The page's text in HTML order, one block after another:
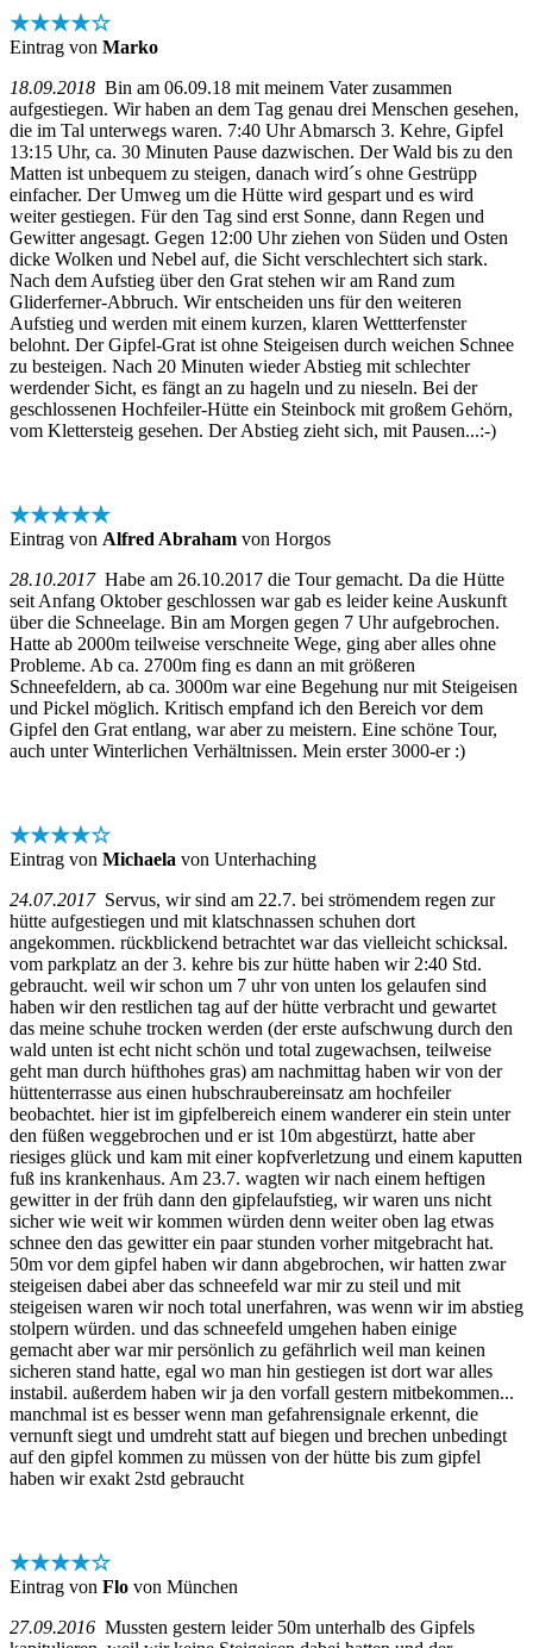
★★★★☆
Eintrag von Marko
18.09.2018 Bin am 06.09.18 mit meinem Vater zusammen
aufgestiegen. Wir haben an dem Tag genau drei Menschen gesehen,
die im Tal unterwegs waren. 7:40 Uhr Abmarsch 3. Kehre, Gipfel
13:15 Uhr, ca. 30 Minuten Pause dazwischen. Der Wald bis zu den
Matten ist unbequem zu steigen, danach wird´s ohne Gestrüpp
einfacher. Der Umweg um die Hütte wird gespart und es wird
weiter gestiegen. Für den Tag sind erst Sonne, dann Regen und
Gewitter angesagt. Gegen 12:00 Uhr ziehen von Süden und Osten
dicke Wolken und Nebel auf, die Sicht verschlechtert sich stark.
Nach dem Aufstieg über den Grat stehen wir am Rand zum
Gliderferner-Abbruch. Wir entscheiden uns für den weiteren
Aufstieg und werden mit einem kurzen, klaren Wettterfenster
belohnt. Der Gipfel-Grat ist ohne Steigeisen durch weichen Schnee
zu besteigen. Nach 20 Minuten wieder Abstieg mit schlechter
werdender Sicht, es fängt an zu hageln und zu nieseln. Bei der
geschlossenen Hochfeiler-Hütte ein Steinbock mit großem Gehörn,
vom Klettersteig gesehen. Der Abstieg zieht sich, mit Pausen...:-)
★★★★★
Eintrag von Alfred Abraham von Horgos
28.10.2017Habe am 26.10.2017 die Tour gemacht. Da die Hütte
seit Anfang Oktober geschlossen war gab es leider keine Auskunft
über die Schneelage. Bin am Morgen gegen 7 Uhr aufgebrochen.
Hatte ab 2000m teilweise verschneite Wege, ging aber alles ohne
Probleme. Ab ca. 2700m fing es dann an mit größeren
Schneefeldern, ab ca. 3000m war eine Begehung nur mit Steigeisen
und Pickel möglich. Kritisch empfand ich den Bereich vor dem
Gipfel den Grat entlang, war aber zu meistern. Eine schöne Tour,
auch unter Winterlichen Verhältnissen. Mein erster 3000-er :)
★★★★☆
Eintrag von Michaela von Unterhaching
24.07.2017Servus, wir sind am 22.7. bei strömendem regen zur
hütte aufgestiegen und mit klatschnassen schuhen dort
angekommen. rückblickend betrachtet war das vielleicht schicksal.
vom parkplatz an der 3. kehre bis zur hütte haben wir 2:40 Std.
gebraucht. weil wir schon um 7 uhr von unten los gelaufen sind
haben wir den restlichen tag auf der hütte verbracht und gewartet
das meine schuhe trocken werden (der erste aufschwung durch den
wald unten ist echt nicht schön und total zugewachsen, teilweise
geht man durch hüfthohes gras) am nachmittag haben wir von der
hüttenterrasse aus einen hubschraubereinsatz am hochfeiler
beobachtet. hier ist im gipfelbereich einem wanderer ein stein unter
den füßen weggebrochen und er ist 10m abgestürzt, hatte aber
riesiges glück und kam mit einer kopfverletzung und einem kaputten
fuß ins krankenhaus. Am 23.7. wagten wir nach einem heftigen
gewitter in der früh dann den gipfelaufstieg, wir waren uns nicht
sicher wie weit wir kommen würden denn weiter oben lag etwas
schnee den das gewitter ein paar stunden vorher mitgebracht hat.
50m vor dem gipfel haben wir dann abgebrochen, wir hatten zwar
steigeisen dabei aber das schneefeld war mir zu steil und mit
steigeisen waren wir noch total unerfahren, was wenn wir im abstieg
stolpern würden. und das schneefeld umgehen haben einige
gemacht aber war mir persönlich zu gefährlich weil man keinen
sicheren stand hatte, egal wo man hin gestiegen ist dort war alles
instabil. außerdem haben wir ja den vorfall gestern mitbekommen...
manchmal ist es besser wenn man gefahrensignale erkennt, die
vernunft siegt und umdreht statt auf biegen und brechen unbedingt
auf den gipfel kommen zu müssen von der hütte bis zum gipfel
haben wir exakt 2std gebraucht
★★★★☆
Eintrag von Flo von München
27.09.2016 Mussten gestern leider 50m unterhalb des Gipfels